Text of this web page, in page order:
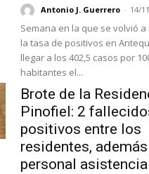
Antonio J. Guerrero - 14/
Semana en la que se volvió
la tasa de positivos en
llegar a los 402,5 casos por
habitantes el...
Brote de la
Pinofiel: 2
positivos entre los
residentes,
personal